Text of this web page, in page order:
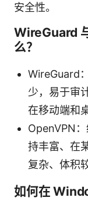
安全性。
WireGuard
么？
WireGuard
少，易于审
在移动端和
OpenVPN
持丰富、在
复杂、体积
如何在